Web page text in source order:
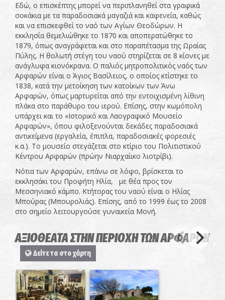
Εδώ, ο επισκέπτης μπορεί να περιπλανηθεί στα γραφικά
σοκάκια με τα παραδοσιακά μαγαζιά και καφενεία, καθώς
και να επισκεφθεί το ναό των Αγίων Θεοδώρων. Η
εκκλησία θεμελιώθηκε το 1870 και αποπερατώθηκε το
1879, όπως αναγράφεται και στο παραπέτασμα της Ωραίας
Πύλης. Η θολωτή στέγη του ναού στηρίζεται σε 8 κίονες με
ανάγλυφα κιονόκρανα. Ο παλιός μητροπολιτικός ναός των
Αρφαρών είναι ο Άγιος Βασίλειος, ο οποίος κτίστηκε το
1838, κατά την μετοίκηση των κατοίκων των Άνω
Αρφαρών, όπως μαρτυρείται από την εντοιχισμένη λίθινη
πλάκα στο παράθυρο του ιερού. Επίσης, στην κωμόπολη
υπάρχει και το «Ιστορικό και Λαογραφικό Μουσείο
Αρφαρών», όπου φιλοξενούνται δεκάδες παραδοσιακά
αντικείμενα (εργαλεία, έπιπλα, παραδοσιακές φορεσιές
κ.α.). Το μουσείο στεγάζεται στο κτίριο του Πολιτιστικού
Κέντρου Αρφαρών (πρώην Νιαρχαίικο λιοτρίβι).
Νότια των Αρφαρών, επάνω σε λόφο, βρίσκεται το
εκκλησάκι του Προφήτη Ηλία, με θέα προς τον
Μεσσηνιακό κάμπο. Κτήτορας του ναού είναι ο Ηλίας
Μπούρας (Μπουρολιάς). Επίσης, από το 1999 έως το 2008
στο σημείο λειτουργούσε γυναικεία Μονή.
ΑΞΙΟΘΕΑΤΑ ΣΤΗΝ ΠΕΡΙΟΧΗ ΤΩΝ ΑΡΦΑΡΩΝ
Δείτε τα στο χάρτη